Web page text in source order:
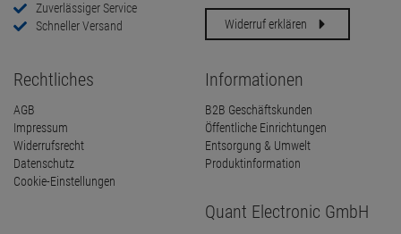
Zuverlässiger Service
Schneller Versand
Widerruf erklären
Rechtliches
AGB
Impressum
Widerrufsrecht
Datenschutz
Cookie-Einstellungen
Informationen
B2B Geschäftskunden
Öffentliche Einrichtungen
Entsorgung & Umwelt
Produktinformation
Quant Electronic GmbH